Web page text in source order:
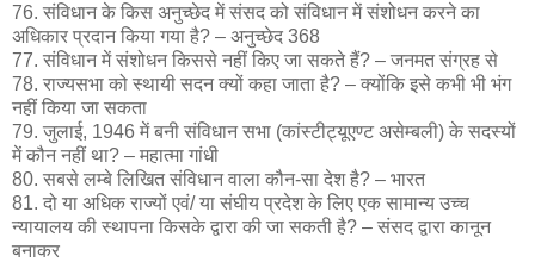
76. संविधान के किस अनुच्छेद में संसद को संविधान में संशोधन करने का
अधिकार प्रदान किया गया है? – अनुच्छेद 368
77. संविधान में संशोधन किससे नहीं किए जा सकते हैं? – जनमत संग्रह से
78. राज्यसभा को स्थायी सदन क्यों कहा जाता है? – क्योंकि इसे कभी भी भंग
नहीं किया जा सकता
79. जुलाई, 1946 में बनी संविधान सभा (कांस्टीट्यूएण्ट असेम्बली) के सदस्यों
में कौन नहीं था? – महात्मा गांधी
80. सबसे लम्बे लिखित संविधान वाला कौन-सा देश है? – भारत
81. दो या अधिक राज्यों एवं/ या संघीय प्रदेश के लिए एक सामान्य उच्च
न्यायालय की स्थापना किसके द्वारा की जा सकती है? – संसद द्वारा कानून
बनाकर